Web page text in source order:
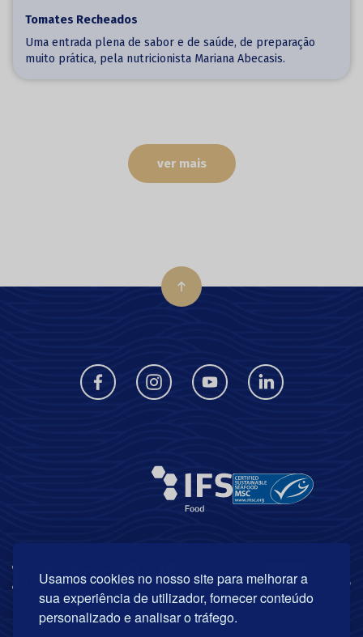
Usamos cookies no nosso site para melhorar a
sua experiência de utilizador, fornecer conteúdo
personalizado e analisar o tráfego.
Tomates Recheados
Uma entrada plena de sabor e de saúde, de preparação
muito prática, pela nutricionista Mariana Abecasis.
ver mais